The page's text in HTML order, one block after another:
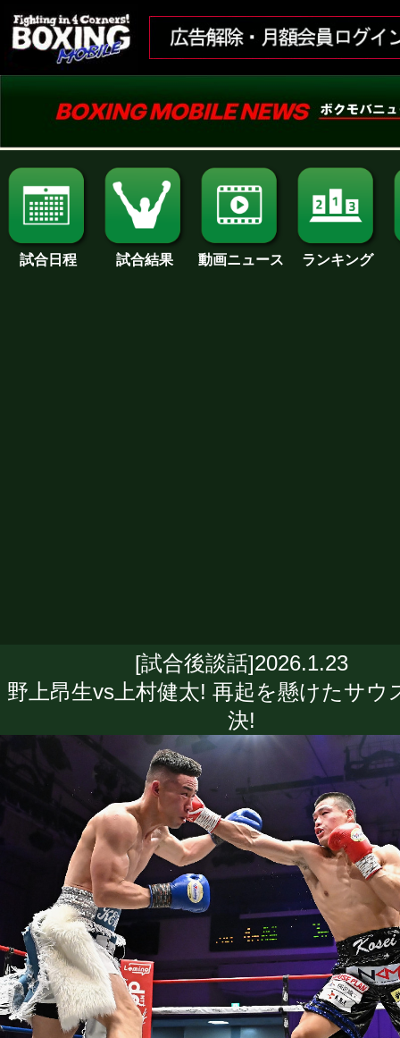
試合日程 試合結果 動画ニュース ランキング
[試合後談話]2026.1.23
野上昂生vs上村健太! 再起を懸けたサウ
決!